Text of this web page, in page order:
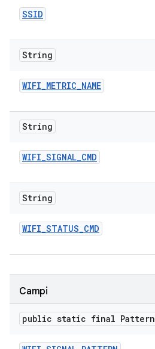
SSID
String
WIFI_METRIC_NAME
String
WIFI_SIGNAL_CMD
String
WIFI_STATUS_CMD
Campi
public static final Pattern